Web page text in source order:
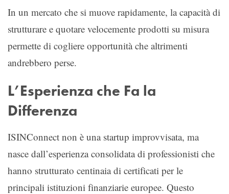
In un mercato che si muove rapidamente, la capacità di
strutturare e quotare velocemente prodotti su misura
permette di cogliere opportunità che altrimenti
andrebbero perse.
L’Esperienza che Fa la
Differenza
ISINConnect non è una startup improvvisata, ma
nasce dall’esperienza consolidata di professionisti che
hanno strutturato centinaia di certificati per le
principali istituzioni finanziarie europee. Questo